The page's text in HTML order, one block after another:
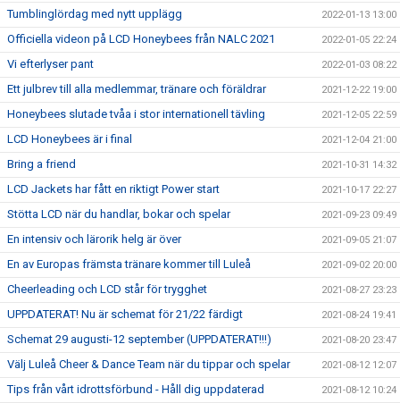
Tumblinglördag med nytt upplägg 2022-01-13 13:00
Officiella videon på LCD Honeybees från NALC 2021 2022-01-05 22:24
Vi efterlyser pant 2022-01-03 08:22
Ett julbrev till alla medlemmar, tränare och föräldrar 2021-12-22 19:00
Honeybees slutade tvåa i stor internationell tävling 2021-12-05 22:59
LCD Honeybees är i final 2021-12-04 21:00
Bring a friend 2021-10-31 14:32
LCD Jackets har fått en riktigt Power start 2021-10-17 22:27
Stötta LCD när du handlar, bokar och spelar 2021-09-23 09:49
En intensiv och lärorik helg är över 2021-09-05 21:07
En av Europas främsta tränare kommer till Luleå 2021-09-02 20:00
Cheerleading och LCD står för trygghet 2021-08-27 23:23
UPPDATERAT! Nu är schemat för 21/22 färdigt 2021-08-24 19:41
Schemat 29 augusti-12 september (UPPDATERAT!!!) 2021-08-20 23:47
Välj Luleå Cheer & Dance Team när du tippar och spelar 2021-08-12 12:07
Tips från vårt idrottsförbund - Håll dig uppdaterad 2021-08-12 10:24